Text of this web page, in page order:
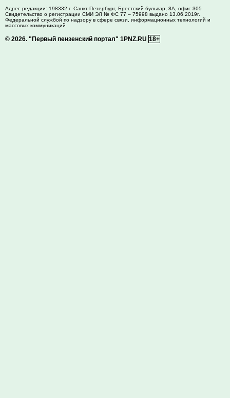
Адрес редакции: 198332 г. Санкт-Петербург, Брестский бульвар, 8А, офис 305
Свидетельство о регистрации СМИ ЭЛ № ФС 77 – 75998 выдано 13.06.2019г.
Федеральной службой по надзору в сфере связи, информационных технологий и
массовых коммуникаций
© 2026. "Первый пензенский портал" 1PNZ.RU 18+